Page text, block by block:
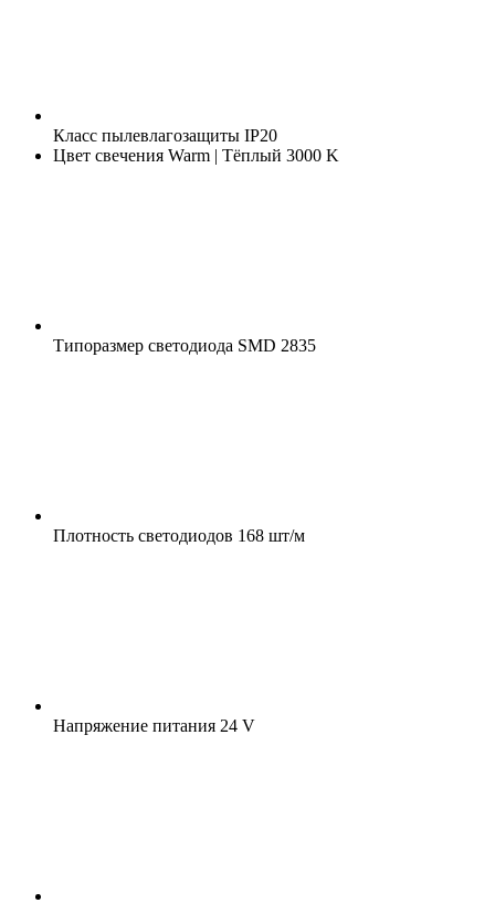
Класс пылевлагозащиты IP20
Цвет свечения Warm | Тёплый 3000 K
Типоразмер светодиода SMD 2835
Плотность светодиодов 168 шт/м
Напряжение питания 24 V